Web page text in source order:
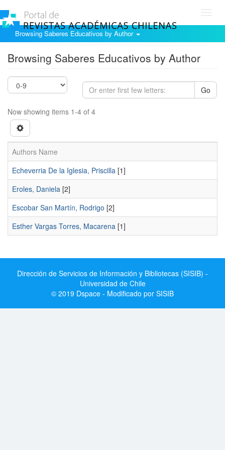
Browsing Saberes Educativos by Author
Browsing Saberes Educativos by Author
Go
Now showing items 1-4 of 4
Authors Name
Echeverria De la Iglesia, Priscilla [1]
Eroles, Daniela [2]
Escobar San Martín, Rodrigo [2]
Esther Vargas Torres, Macarena [1]
Dirección de Servicios de Información y Bibliotecas (SISIB) -
Universidad de Chile
© 2019 Dspace - Modificado por SISIB